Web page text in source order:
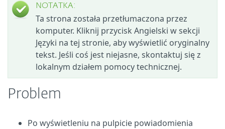
NOTATKA:
Ta strona została przetłumaczona przez
komputer. Kliknij przycisk Angielski w sekcji
Języki na tej stronie, aby wyświetlić oryginalny
tekst. Jeśli coś jest niejasne, skontaktuj się z
lokalnym działem pomocy technicznej.
Problem
Po wyświetleniu na pulpicie powiadomienia